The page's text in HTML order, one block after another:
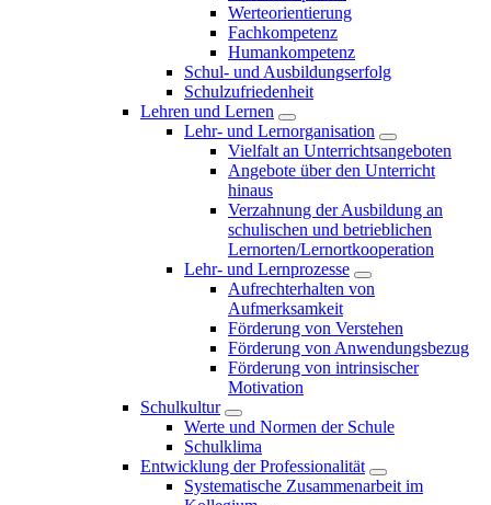
Werteorientierung
Fachkompetenz
Humankompetenz
Schul- und Ausbildungserfolg
Schulzufriedenheit
Lehren und Lernen
Lehr- und Lernorganisation
Vielfalt an Unterrichtsangeboten
Angebote über den Unterricht
hinaus
Verzahnung der Ausbildung an
schulischen und betrieblichen
Lernorten/Lernortkooperation
Lehr- und Lernprozesse
Aufrechterhalten von
Aufmerksamkeit
Förderung von Verstehen
Förderung von Anwendungsbezug
Förderung von intrinsischer
Motivation
Schulkultur
Werte und Normen der Schule
Schulklima
Entwicklung der Professionalität
Systematische Zusammenarbeit im